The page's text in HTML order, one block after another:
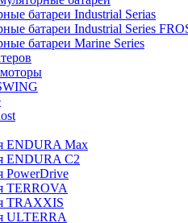
батареи Industrial Serias
батареи Industrial Series
батареи Marine Series
ENDURA Max
ENDURA C2
PowerDrive
TERROVA
TRAXXIS
ULTERRA